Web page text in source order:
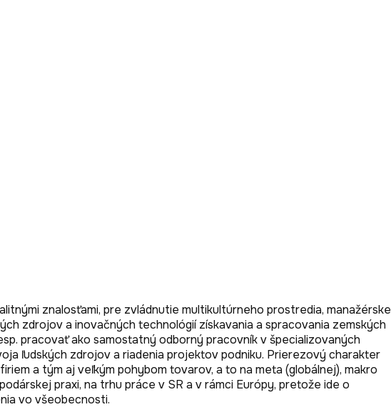
znalosťami, pre zvládnutie multikultúrneho prostredia, manažérske
zdrojov a inovačných technológií získavania a spracovania zemských
pracovať ako samostatný odborný pracovník v špecializovaných
ľudských zdrojov a riadenia projektov podniku. Prierezový charakter
a tým aj veľkým pohybom tovarov, a to na meta (globálnej), makro
praxi, na trhu práce v SR a v rámci Európy, pretože ide o
vo všeobecnosti.